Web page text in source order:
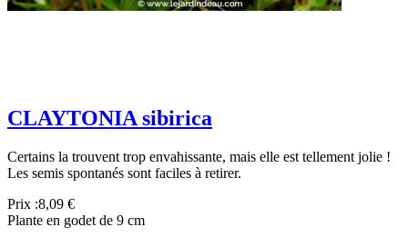
CLAYTONIA sibirica
Certains la trouvent trop envahissante, mais elle est tellement jolie !
Les semis spontanés sont faciles à retirer.
Prix :8,09 €
Plante en godet de 9 cm